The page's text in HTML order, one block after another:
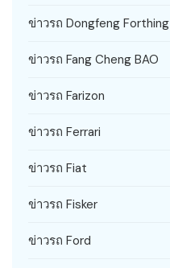
ข่าวรถ Dongfeng Forthing
ข่าวรถ Fang Cheng BAO
ข่าวรถ Farizon
ข่าวรถ Ferrari
ข่าวรถ Fiat
ข่าวรถ Fisker
ข่าวรถ Ford